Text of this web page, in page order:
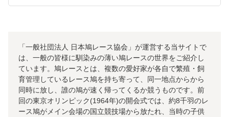
「一般社団法人 日本鳩レース協会」が運営する当サイトで
は、一般の皆様に馴染みの薄い鳩レースの世界をご紹介し
ています。鳩レースとは、複数の愛好家が各自で繁殖・飼
育管理しているレース鳩を持ち寄って、同一地点からから
同時に放し、誰の鳩が速く帰ってくるか競うものです。前
回の東京オリンピック(1964年)の開会式では、約8千羽のレ
ース鳩がメイン会場の国立競技場から放たれ、当時の子供